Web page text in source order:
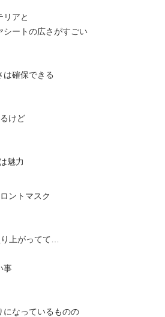
リアと
シートの広さがすごい
は確保できる
けど
魅力
ントマスク
上がってて…
事
になっているものの